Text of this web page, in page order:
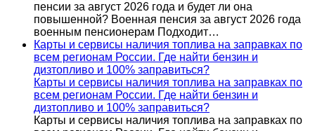
пенсии за август 2026 года и будет ли она
повышенной? Военная пенсия за август 2026 года
военным пенсионерам Подходит…
Карты и сервисы наличия топлива на заправках по
всем регионам России. Где найти бензин и
дизтопливо и 100% заправиться?
Карты и сервисы наличия топлива на заправках по
всем регионам России. Где найти бензин и
дизтопливо и 100% заправиться?
Карты и сервисы наличия топлива на заправках по